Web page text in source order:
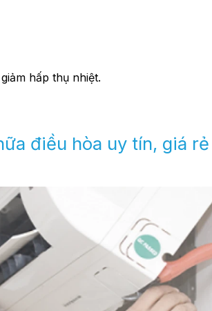
hấp thụ nhiệt.
điều hòa uy tín, giá rẻ